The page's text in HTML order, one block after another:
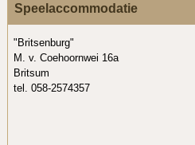
Speelaccommodatie
"Britsenburg"
M. v. Coehoornwei 16a
Britsum
tel. 058-2574357